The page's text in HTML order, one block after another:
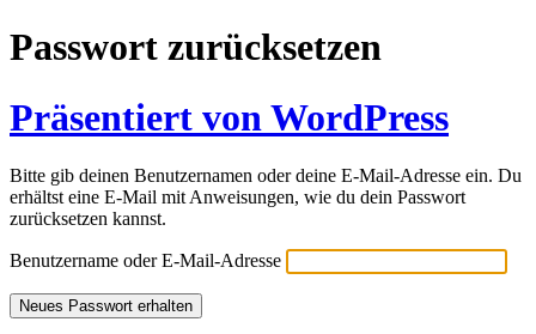
Passwort zurücksetzen
Präsentiert von WordPress
Bitte gib deinen Benutzernamen oder deine E-Mail-Adresse ein. Du
erhältst eine E-Mail mit Anweisungen, wie du dein Passwort
zurücksetzen kannst.
Benutzername oder E-Mail-Adresse